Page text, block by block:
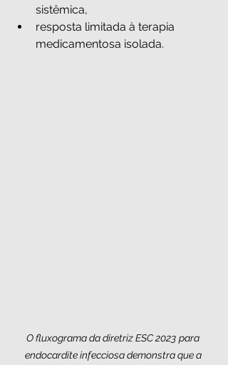
sistêmica,
resposta limitada à terapia
medicamentosa isolada.
O fluxograma da diretriz ESC 2023 para
endocardite infecciosa demonstra que a